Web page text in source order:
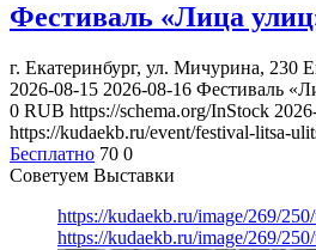
Фестиваль «Лица
г. Екатеринбург, ул. Мичурина, 230
2026-08-15 2026-08-16 Фестиваль
0 RUB https://schema.org/InStock
https://kudaekb.ru/event/festival-litsa-
Бесплатно 70 0
Советуем Выставки
https://kudaekb.ru/image/269/
https://kudaekb.ru/image/269/